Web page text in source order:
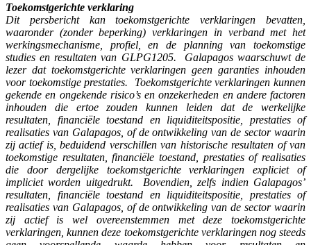
Toekomstgerichte verklaring
Dit persbericht kan toekomstgerichte verklaringen bevatten,
waaronder (zonder beperking) verklaringen in verband met het
werkingsmechanisme, profiel, en de planning van toekomstige
studies en resultaten van GLPG1205. Galapagos waarschuwt de
lezer dat toekomstgerichte verklaringen geen garanties inhouden
voor toekomstige prestaties. Toekomstgerichte verklaringen kunnen
gekende en ongekende risico’s en onzekerheden en andere factoren
inhouden die ertoe zouden kunnen leiden dat de werkelijke
resultaten, financiële toestand en liquiditeitspositie, prestaties of
realisaties van Galapagos, of de ontwikkeling van de sector waarin
zij actief is, beduidend verschillen van historische resultaten of van
toekomstige resultaten, financiële toestand, prestaties of realisaties
die door dergelijke toekomstgerichte verklaringen expliciet of
impliciet worden uitgedrukt. Bovendien, zelfs indien Galapagos’
resultaten, financiële toestand en liquiditeitspositie, prestaties of
realisaties van Galapagos, of de ontwikkeling van de sector waarin
zij actief is wel overeenstemmen met deze toekomstgerichte
verklaringen, kunnen deze toekomstgerichte verklaringen nog steeds